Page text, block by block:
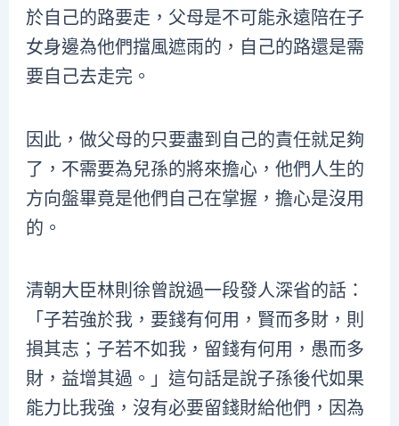
於自己的路要走，父母是不可能永遠陪在子
女身邊為他們擋風遮雨的，自己的路還是需
要自己去走完。
因此，做父母的只要盡到自己的責任就足夠
了，不需要為兒孫的將來擔心，他們人生的
方向盤畢竟是他們自己在掌握，擔心是沒用
的。
清朝大臣林則徐曾說過一段發人深省的話：
「子若強於我，要錢有何用，賢而多財，則
損其志；子若不如我，留錢有何用，愚而多
財，益增其過。」這句話是說子孫後代如果
能力比我強，沒有必要留錢財給他們，因為